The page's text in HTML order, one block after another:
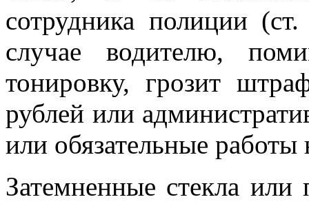
сотрудника полиции
случае водителю,
тонировку, грозит
рублей или
или обязательные
Затемненные стекла